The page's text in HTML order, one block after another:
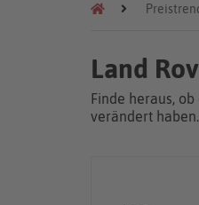
Land
Finde heraus,
verändert haben.